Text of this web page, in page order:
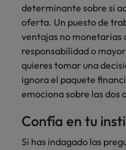
determinante sobre si
oferta. Un puesto de
ventajas no monetarias
responsabilidad o
quieres tomar una
ignora el paquete
emociona sobre las dos
Confía en tu
Si has indagado las